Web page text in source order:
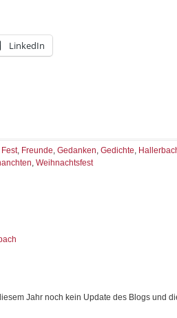
LinkedIn
Fest, Freunde, Gedanken, Gedichte,
, Weihnachtsfest
Jahr noch kein Update des Blogs und